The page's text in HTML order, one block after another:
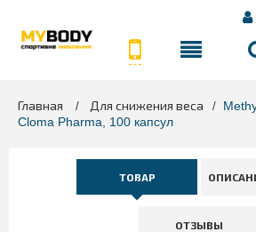
Главная > Для снижения веса >
Cloma Pharma, 100 капсул
ТОВАР
ОТЗЫВЫ